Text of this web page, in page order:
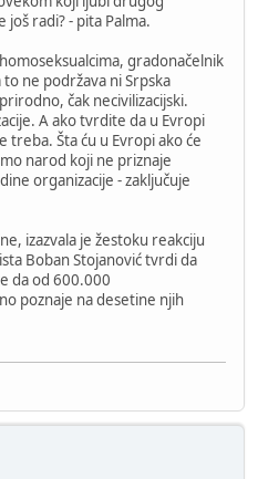
još radi? - pita Palma.
gradonačelnik
ne podržava ni Srpska
čak necivilizacijski.
A ako tvrdite da u Evropi
treba. Šta ću u Evropi ako će
narod koji ne priznaje
organizacije - zaključuje
izazvala je žestoku reakciju
Boban Stojanović tvrdi da
da od 600.000
poznaje na desetine njih